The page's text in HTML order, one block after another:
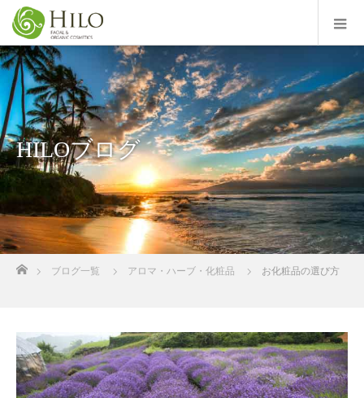
HILOブログ
ブログ一覧 アロマ・ハーブ・化粧品 お化粧品の選び方